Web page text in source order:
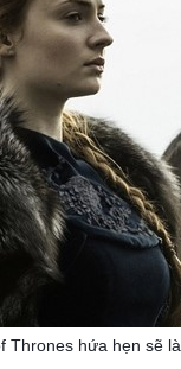
Thrones hứa hẹn sẽ